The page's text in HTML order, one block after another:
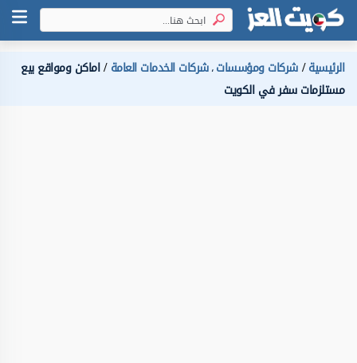
الرئيسية شركات ومؤسسات،شركات الخدمات العامة اماكن ومواقع بيع
مستلزمات سفر في الكويت